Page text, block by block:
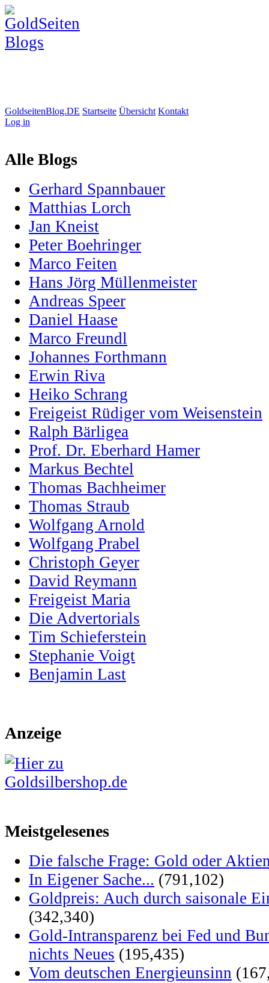
GoldseitenBlog.DE Startseite Übersicht Kontakt
Log in
Alle Blogs
Gerhard Spannbauer
Matthias Lorch
Jan Kneist
Peter Boehringer
Marco Feiten
Hans Jörg Müllenmeister
Andreas Speer
Daniel Haase
Marco Freundl
Johannes Forthmann
Erwin Riva
Heiko Schrang
Freigeist Rüdiger vom Weisenstein
Ralph Bärligea
Prof. Dr. Eberhard Hamer
Markus Bechtel
Thomas Bachheimer
Thomas Straub
Wolfgang Arnold
Wolfgang Prabel
Christoph Geyer
David Reymann
Freigeist Maria
Die Advertorials
Tim Schieferstein
Stephanie Voigt
Benjamin Last
Anzeige
Meistgelesenes
Die falsche Frage: Gold oder
In Eigener Sache... (791,102)
Goldpreis: Auch durch saisonale
(342,340)
Gold-Intransparenz bei Fed und
nichts Neues (195,435)
Vom deutschen Energieunsinn